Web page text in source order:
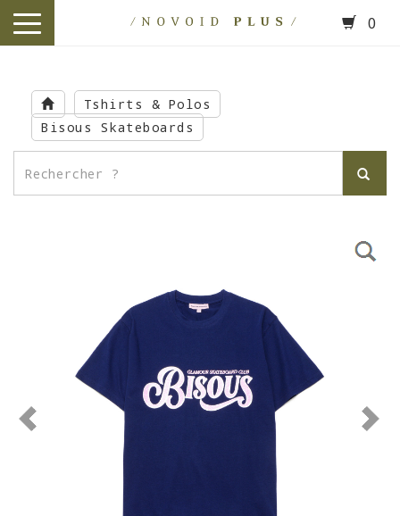
main
content
toggle
0
Tshirts & Polos
Bisous Skateboards